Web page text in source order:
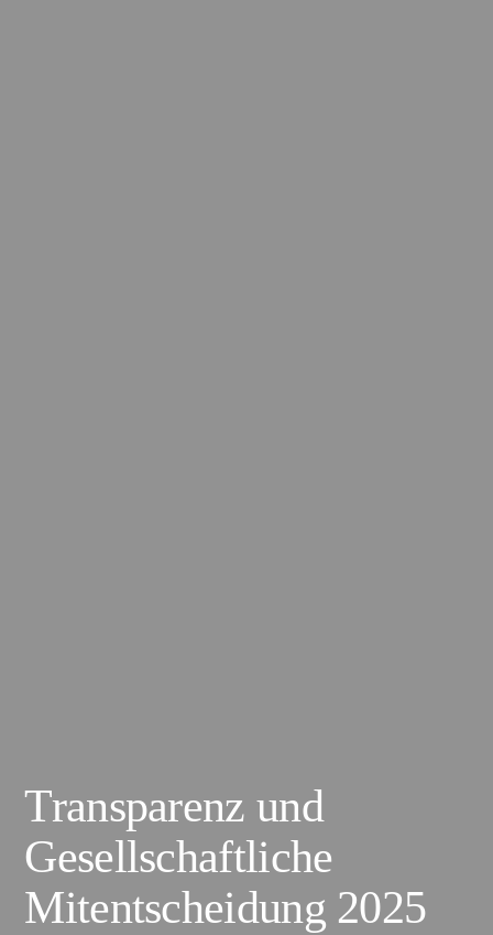
Transparenz und
Gesellschaftliche
Mitentscheidung 2025